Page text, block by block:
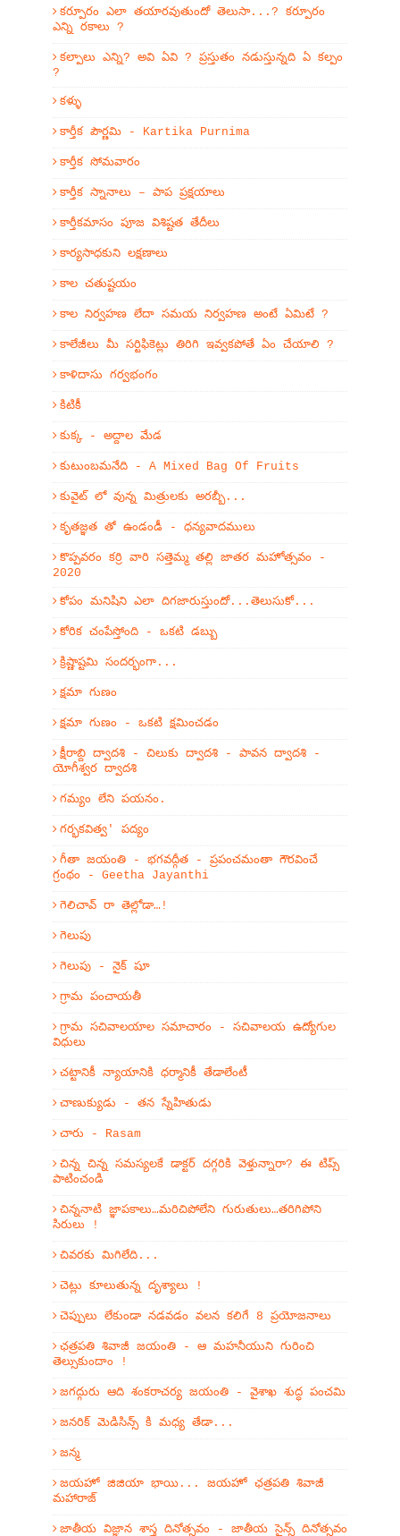
కర్పూరం ఎలా తయారవుతుందో తెలుసా...? కర్పూరం
ఎన్ని రకాలు ?
కల్పాలు ఎన్ని? అవి ఏవి ? ప్రస్తుతం నడుస్తున్నది ఏ కల్పం
?
కళ్ళు
కార్తీక పౌర్ణమి - Kartika Purnima
కార్తీక సోమవారం
కార్తీక స్నానాలు – పాప ప్రక్షయాలు
కార్తీకమాసం పూజ విశిష్టత తేదీలు
కార్యసాధకుని లక్షణాలు
కాల చతుష్టయం
కాల నిర్వహణ లేదా సమయ నిర్వహణ అంటే ఏమిటే ?
కాలేజీలు మీ సర్టిఫికెట్లు తిరిగి ఇవ్వకపోతే ఏం చేయాలి ?
కాళిదాసు గర్వభంగం
కిటికీ
కుక్క - అద్దాల మేడ
కుటుంబమనేది - A Mixed Bag Of Fruits
కువైట్ లో వున్న మిత్రులకు అరబ్బీ...
కృతజ్ఞత తో ఉండండీ - ధన్యవాదములు
కొప్పవరం కర్రి వారి సత్తెమ్మ తల్లి జాతర మహోత్సవం -
2020
కోపం మనిషిని ఎలా దిగజారుస్తుందో...తెలుసుకో...
కోరిక చంపేస్తోంది - ఒకటి డబ్బు
క్రిష్ణాష్టమి సందర్భంగా...
క్షమా గుణం
క్షమా గుణం - ఒకటి క్షమించడం
క్షీరాబ్ది ద్వాదశి - చిలుకు ద్వాదశి - పావన ద్వాదశి -
యోగీశ్వర ద్వాదశి
గమ్యం లేని పయనం.
గర్భకవిత్వ' పద్యం
గీతా జయంతి - భగవద్గీత - ప్రపంచమంతా గౌరవించే
గ్రంథం - Geetha Jayanthi
గెలిచావ్ రా తెల్లోడా…!
గెలుపు
గెలుపు - నైక్ షూ
గ్రామ పంచాయతీ
గ్రామ సచివాలయాల సమాచారం - సచివాలయ ఉద్యోగుల
విధులు
చట్టానికీ న్యాయానికి ధర్మానికీ తేడాలేంటీ
చాణుక్యుడు - తన స్నేహితుడు
చారు - Rasam
చిన్న చిన్న సమస్యలకే డాక్టర్ దగ్గరికి వెళ్తున్నారా? ఈ టిప్స్
పాటించండి
చిన్ననాటి జ్ఞాపకాలు…మరిచిపోలేని గురుతులు…తరిగిపోని
సిరులు !
చివరకు మిగిలేది...
చెట్లు కూలుతున్న దృశ్యాలు !
చెప్పులు లేకుండా నడవడం వలన కలిగే 8 ప్రయోజనాలు
ఛత్రపతి శివాజీ జయంతి - ఆ మహనీయుని గురించి
తెల్సుకుందాం !
జగద్గురు ఆది శంకరాచర్య జయంతి - వైశాఖ శుద్ధ పంచమి
జనరిక్ మెడిసిన్స్ కి మధ్య తేడా...
జన్మ
జయహో జిజియా భాయి... జయహో ఛత్రపతి శివాజీ
మహారాజ్
జాతీయ విజ్ఞాన శాస్త్ర దినోత్సవం - జాతీయ సైన్స్ దినోత్సవం